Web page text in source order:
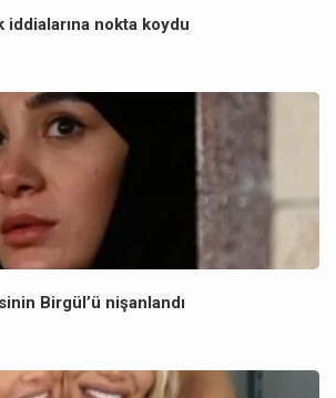
iddialarına nokta koydu
Birgül’ü nişanlandı